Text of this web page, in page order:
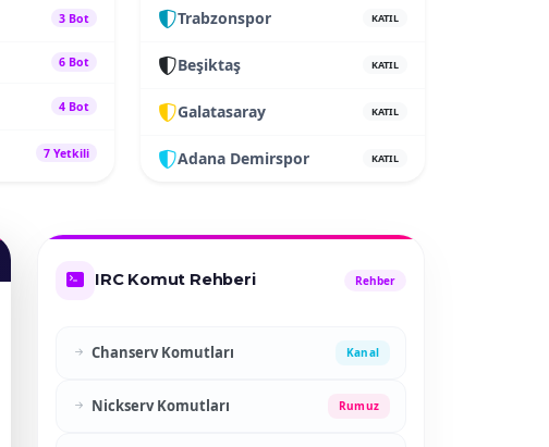
3 Bot
6 Bot
4 Bot
7 Yetkili
Trabzonspor KATIL
Beşiktaş KATIL
Galatasaray KATIL
Adana Demirspor KATIL
IRC Komut Rehberi Rehber
Chanserv Komutları Kanal
Nickserv Komutları Rumuz